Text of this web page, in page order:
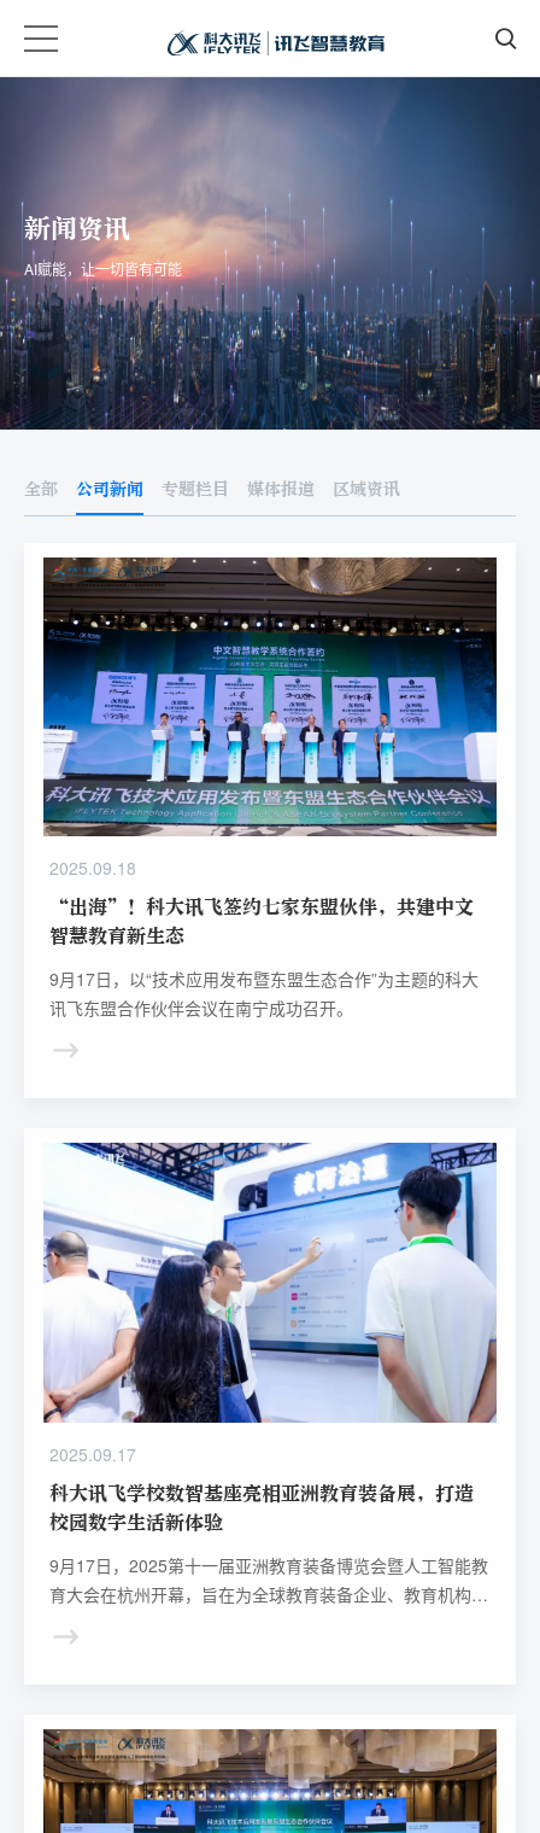
新闻资讯
AI赋能，让一切皆有可能
全部 公司新闻 专题栏目 媒体报道 区域资讯
2025.09.18
“出海”！科大讯飞签约七家东盟伙伴，共建中文
智慧教育新生态
9月17日，以“技术应用发布暨东盟生态合作”为主题的科大
讯飞东盟合作伙伴会议在南宁成功召开。
2025.09.17
科大讯飞学校数智基座亮相亚洲教育装备展，打造
校园数字生活新体验
9月17日，2025第十一届亚洲教育装备博览会暨人工智能教
育大会在杭州开幕，旨在为全球教育装备企业、教育机构及